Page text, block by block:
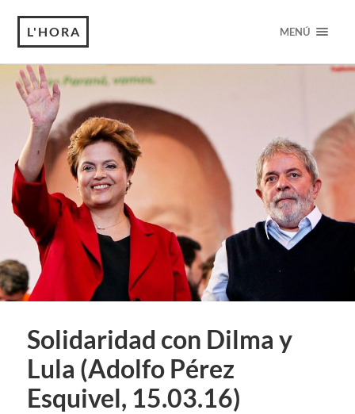
L'HORA MENÚ
Solidaridad con Dilma y
Lula (Adolfo Pérez
Esquivel, 15.03.16)